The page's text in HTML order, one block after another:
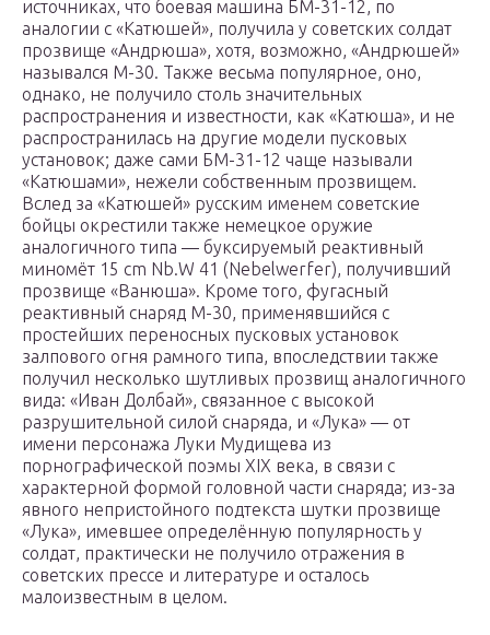
источниках, что боевая машина БМ-31-12, по
аналогии с «Катюшей», получила у советских солдат
прозвище «Андрюша», хотя, возможно, «Андрюшей»
назывался М-30. Также весьма популярное, оно,
однако, не получило столь значительных
распространения и известности, как «Катюша», и не
распространилась на другие модели пусковых
установок; даже сами БМ-31-12 чаще называли
«Катюшами», нежели собственным прозвищем.
Вслед за «Катюшей» русским именем советские
бойцы окрестили также немецкое оружие
аналогичного типа — буксируемый реактивный
миномёт 15 cm Nb.W 41 (Nebelwerfer), получивший
прозвище «Ванюша». Кроме того, фугасный
реактивный снаряд М-30, применявшийся с
простейших переносных пусковых установок
залпового огня рамного типа, впоследствии также
получил несколько шутливых прозвищ аналогичного
вида: «Иван Долбай», связанное с высокой
разрушительной силой снаряда, и «Лука» — от
имени персонажа Луки Мудищева из
порнографической поэмы XIX века, в связи с
характерной формой головной части снаряда; из-за
явного непристойного подтекста шутки прозвище
«Лука», имевшее определённую популярность у
солдат, практически не получило отражения в
советских прессе и литературе и осталось
малоизвестным в целом.